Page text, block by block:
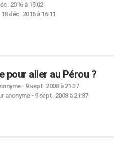
2016 à 15:02
18 déc. 2016 à 16:11
pour aller au Pérou ?
- 9 sept. 2008 à 21:37
anonyme- 9 sept. 2008 à 21:37